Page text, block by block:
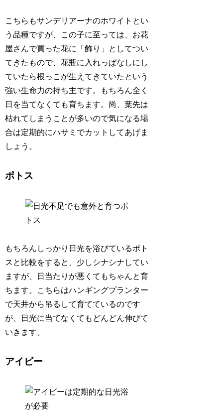
こちらもサンデリアーナのホワイトとい
う品種ですが、この子に至っては、お花
屋さんで買った花に「飾り」としてつい
てきたもので、花瓶に入れっぱなしにし
ていたら根っこが生えてきていたという
強い生命力の持ち主です。もちろん全く
日を当てなくても育ちます。尚、葉先は
枯れてしまうことが多いので気になる場
合は定期的にハサミでカットしてあげま
しょう。
ポトス
もちろんしっかり日光を浴びているポト
スと比較をすると、少しシナシナしてい
ますが、日当たりが悪くてもちゃんと育
ちます。こちらはハンギングプランター
で天井から吊るして育てているのです
が、日光に当てなくてもどんどん伸びて
いきます。
アイビー